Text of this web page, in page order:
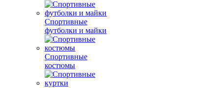
Спортивные
футболки и майки
Спортивные
костюмы